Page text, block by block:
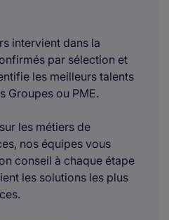
intervient dans la
par sélection et
les meilleurs talents
Groupes ou PME.
les métiers de
nos équipes vous
conseil à chaque étape
les solutions les plus